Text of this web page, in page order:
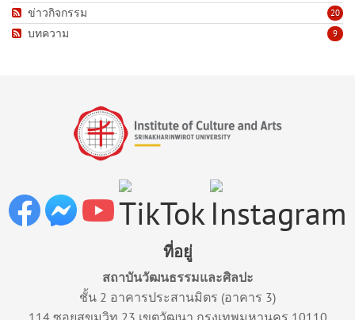
20
ข่าวกิจกรรม
9
บทความ
ที่อยู่
สถาบันวัฒนธรรมและศิลปะ
ชั้น 2 อาคารประสานมิตร (อาคาร 3)